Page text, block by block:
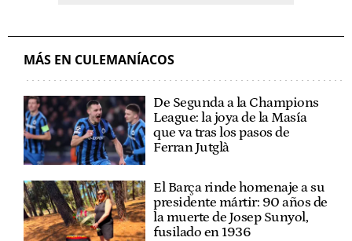
MÁS EN CULEMANÍACOS
De Segunda a la Champions
League: la joya de la Masía
que va tras los pasos de
Ferran Jutglà
El Barça rinde homenaje a su
presidente mártir: 90 años de
la muerte de Josep Sunyol,
fusilado en 1936